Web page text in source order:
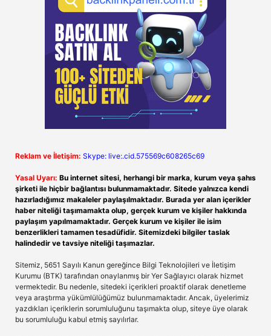
Reklam ve İletişim: Skype: live:.cid.575569c608265c69
Yasal Uyarı: Bu internet sitesi, herhangi bir marka, kurum veya şahıs
şirketi ile hiçbir bağlantısı bulunmamaktadır. Sitede yalnızca kendi
hazırladığımız makaleler paylaşılmaktadır. Burada yer alan içerikler
haber niteliği taşımamakta olup, gerçek kurum ve kişiler hakkında
paylaşım yapılmamaktadır. Gerçek kurum ve kişiler ile isim
benzerlikleri tamamen tesadüfidir. Sitemizdeki bilgiler taslak
halindedir ve tavsiye niteliği taşımazlar.
Sitemiz, 5651 Sayılı Kanun gereğince Bilgi Teknolojileri ve İletişim
Kurumu (BTK) tarafından onaylanmış bir Yer Sağlayıcı olarak hizmet
vermektedir. Bu nedenle, sitedeki içerikleri proaktif olarak denetleme
veya araştırma yükümlülüğümüz bulunmamaktadır. Ancak, üyelerimiz
yazdıkları içeriklerin sorumluluğunu taşımakta olup, siteye üye olarak
bu sorumluluğu kabul etmiş sayılırlar.